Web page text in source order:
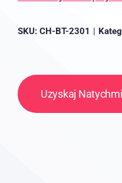
SKU: CH-BT-2301 |
Uzyskaj